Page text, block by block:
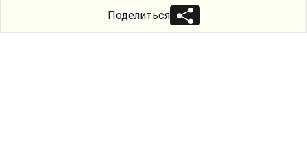
Поделиться